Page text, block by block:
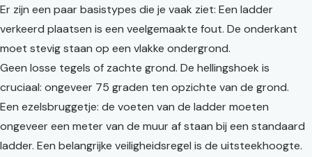
Er zijn een paar basistypes die je vaak ziet: Een ladder
verkeerd plaatsen is een veelgemaakte fout. De onderkant
moet stevig staan op een vlakke ondergrond.
Geen losse tegels of zachte grond. De hellingshoek is
cruciaal: ongeveer 75 graden ten opzichte van de grond.
Een ezelsbruggetje: de voeten van de ladder moeten
ongeveer een meter van de muur af staan bij een standaard
ladder. Een belangrijke veiligheidsregel is de uitsteekhoogte.